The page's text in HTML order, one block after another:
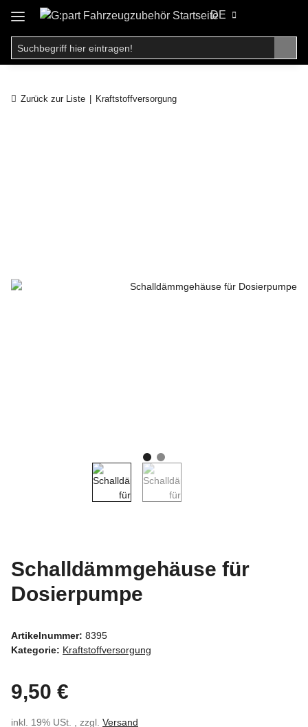
DE
Zurück zur Liste Kraftstoffversorgung
Schalldämmgehäuse für
Dosierpumpe
Artikelnummer: 8395
Kategorie: Kraftstoffversorgung
9,50 €
inkl. 19% USt. , zzgl. Versand